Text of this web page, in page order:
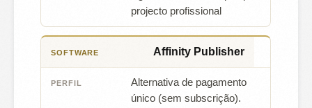
projecto profissional
Affinity Publisher
Alternativa de pagamento
único (sem subscrição).